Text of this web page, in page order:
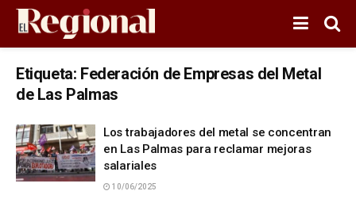
Etiqueta: Federación de Empresas del Metal
de Las Palmas
Los trabajadores del metal se concentran
en Las Palmas para reclamar mejoras
salariales
10/06/2025